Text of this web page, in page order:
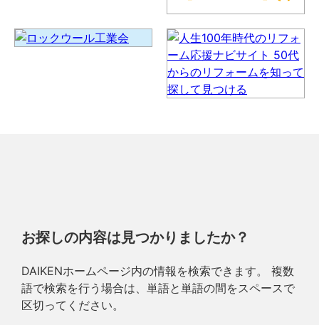
お探しの内容は見つかりましたか？
DAIKENホームページ内の情報を検索できます。 複数
語で検索を行う場合は、単語と単語の間をスペースで
区切ってください。